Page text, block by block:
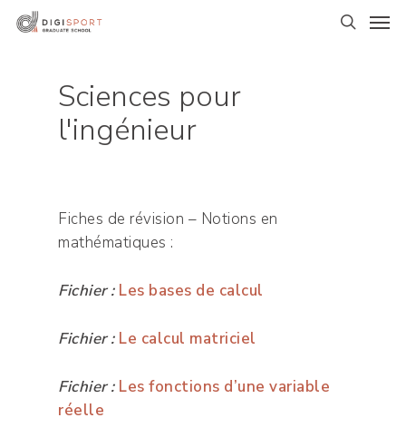
Skip
Sciences pour
l'ingénieur
Fiches de révision – Notions en
mathématiques :
Fichier : Les bases de calcul
Fichier : Le calcul matriciel
Fichier : Les fonctions d’une variable
réelle